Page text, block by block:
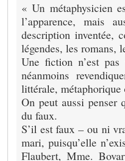
« Un métaphysicien
l’apparence, mais
description inventée,
légendes, les romans,
Une fiction n’est
néanmoins
littérale, métaphorique
On peut aussi penser
du faux.
S’il est faux – ou ni
mari, puisqu’elle
Flaubert, Mme.